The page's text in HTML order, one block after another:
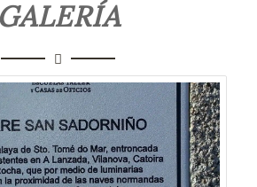
GALERÍA